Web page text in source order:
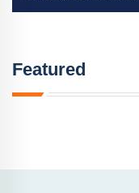
Featured